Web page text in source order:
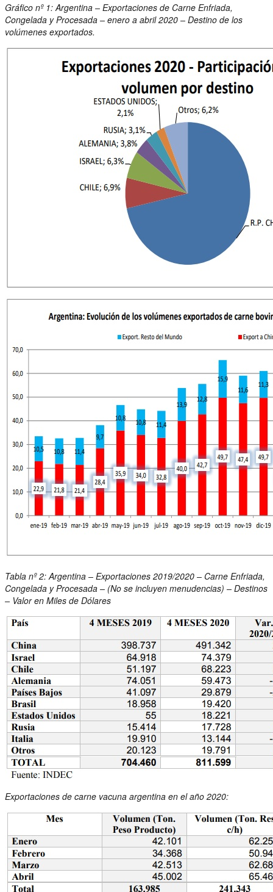
Gráfico nº 1: Argentina – Exportaciones de Carne Enfriada,
Congelada y Procesada – enero a abril 2020 – Destino de los
volúmenes exportados.
Tabla nº 2: Argentina – Exportaciones 2019/2020 – Carne Enfriada,
Congelada y Procesada – (No se incluyen menudencias) – Destinos
– Valor en Miles de Dólares
Exportaciones de carne vacuna argentina en el año 2020: